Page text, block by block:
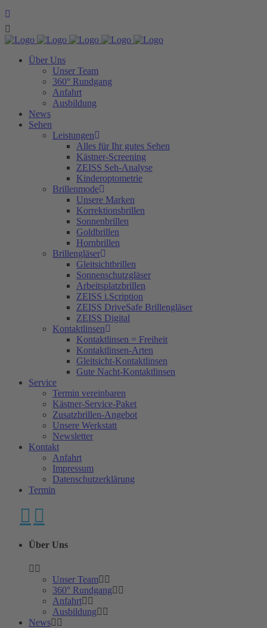
Über Uns
Unser Team
360° Rundgang
Anfahrt
Ausbildung
News
Sehen
Leistungen
Alles für Ihr gutes Sehen
Kästner-Screening
ZEISS Seh-Analyse
Kinderoptometrie
Brillenmode
Unsere Marken
Korrektionsbrillen
Sonnenbrillen
Goldbrillen
Hornbrillen
Brillengläser
Gleitsichtbrillen
Sonnenschutzgläser
Arbeitsplatzbrillen
ZEISS i.Scription
ZEISS DriveSafe Brillengläser
ZEISS Digital
Kontaktlinsen
Kontaktlinsen = Freiheit
Kontaktlinsen-Arten
Gleitsicht-Kontaktlinsen
Gute Nacht-Kontaktlinsen
Service
Termin vereinbaren
Kästner-Service-Paket
Zusatzbrillen-Angebot
Unsere Werkstatt
Newsletter
Kontakt
Anfahrt
Impressum
Datenschutzerklärung
Termin
Über Uns
Unser Team
360° Rundgang
Anfahrt
Ausbildung
News